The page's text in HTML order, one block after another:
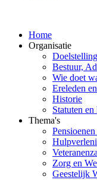
Home
Organisatie
Bestuur,
Wie doet
Ereleden
Historie
Statuten
Thema's
Zorg en
Geestelijk